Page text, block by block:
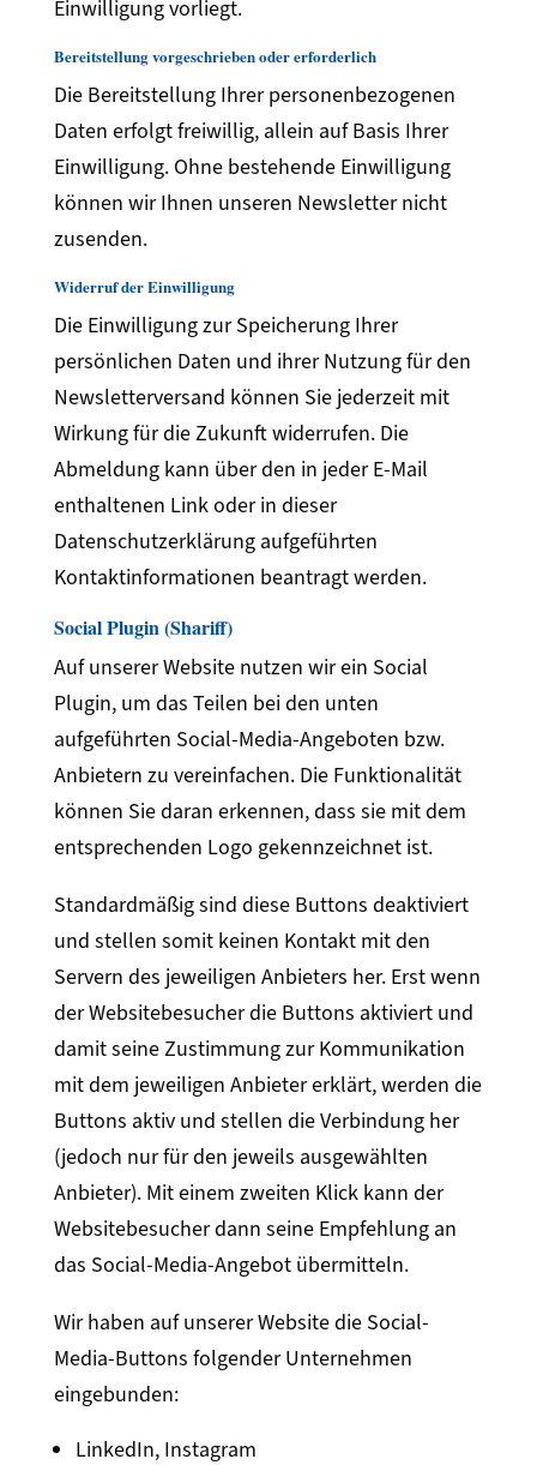
Einwilligung vorliegt.
Bereitstellung vorgeschrieben oder erforderlich
Die Bereitstellung Ihrer personenbezogenen
Daten erfolgt freiwillig, allein auf Basis Ihrer
Einwilligung. Ohne bestehende Einwilligung
können wir Ihnen unseren Newsletter nicht
zusenden.
Widerruf der Einwilligung
Die Einwilligung zur Speicherung Ihrer
persönlichen Daten und ihrer Nutzung für den
Newsletterversand können Sie jederzeit mit
Wirkung für die Zukunft widerrufen. Die
Abmeldung kann über den in jeder E-Mail
enthaltenen Link oder in dieser
Datenschutzerklärung aufgeführten
Kontaktinformationen beantragt werden.
Social Plugin (Shariff)
Auf unserer Website nutzen wir ein Social
Plugin, um das Teilen bei den unten
aufgeführten Social-Media-Angeboten bzw.
Anbietern zu vereinfachen. Die Funktionalität
können Sie daran erkennen, dass sie mit dem
entsprechenden Logo gekennzeichnet ist.
Standardmäßig sind diese Buttons deaktiviert
und stellen somit keinen Kontakt mit den
Servern des jeweiligen Anbieters her. Erst wenn
der Websitebesucher die Buttons aktiviert und
damit seine Zustimmung zur Kommunikation
mit dem jeweiligen Anbieter erklärt, werden die
Buttons aktiv und stellen die Verbindung her
(jedoch nur für den jeweils ausgewählten
Anbieter). Mit einem zweiten Klick kann der
Websitebesucher dann seine Empfehlung an
das Social-Media-Angebot übermitteln.
Wir haben auf unserer Website die Social-
Media-Buttons folgender Unternehmen
eingebunden:
LinkedIn, Instagram